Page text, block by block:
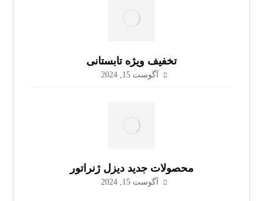
تخفیف ویژه تابستانی
آگوست 15, 2024
محصولات جدید دیزل ژنراتور
آگوست 15, 2024